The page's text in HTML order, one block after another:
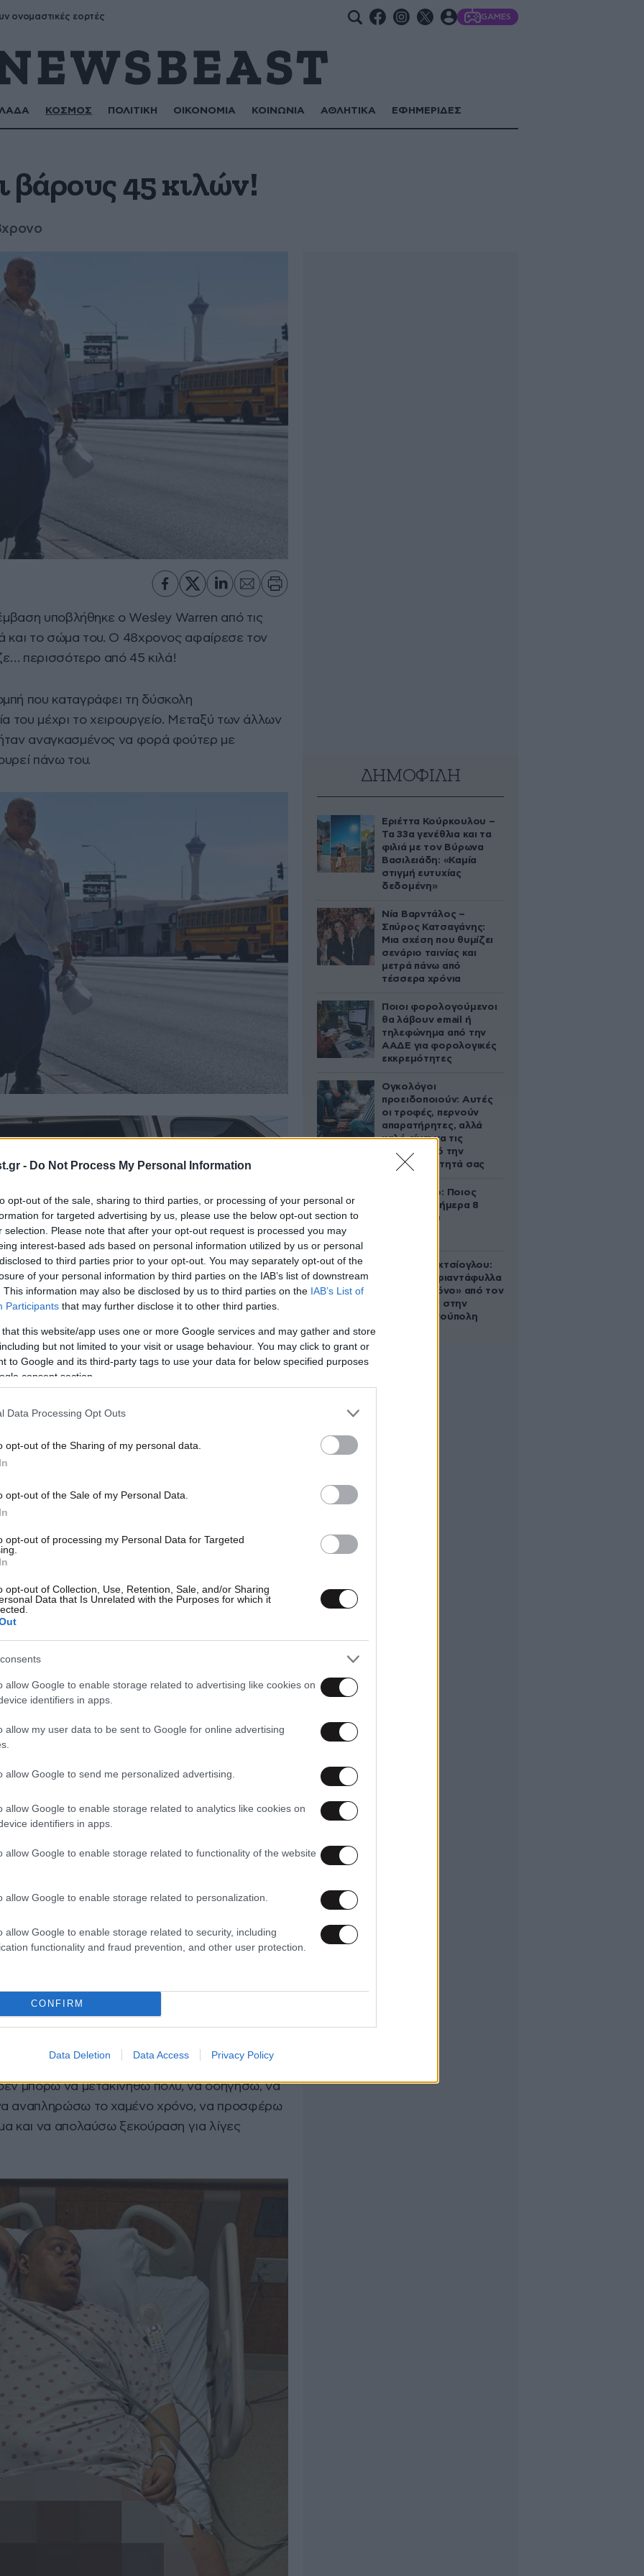
- Do Not Process My Personal Information
opt-out of the sale, sharing to third parties, or processing of your personal or
for targeted advertising by us, please use the below opt-out section to
selection. Please note that after your opt-out request is processed you may
interest-based ads based on personal information utilized by us or personal
to third parties prior to your opt-out. You may separately opt-out of the
of your personal information by third parties on the IAB’s list of downstream
This information may also be disclosed by us to third parties on the IAB’s List of
Participants that may further disclose it to other third parties.
that this website/app uses one or more Google services and may gather and store
but not limited to your visit or usage behaviour. You may click to grant or
to Google and its third-party tags to use your data for below specified purposes
consent section.
Data Processing Opt Outs
opt-out of the Sharing of my personal data.
opt-out of the Sale of my Personal Data.
opt-out of processing my Personal Data for Targeted
opt-out of Collection, Use, Retention, Sale, and/or Sharing
Data that Is Unrelated with the Purposes for which it
allow Google to enable storage related to advertising like cookies on
identifiers in apps.
allow my user data to be sent to Google for online advertising
allow Google to send me personalized advertising.
allow Google to enable storage related to analytics like cookies on
identifiers in apps.
allow Google to enable storage related to functionality of the website
allow Google to enable storage related to personalization.
allow Google to enable storage related to security, including
functionality and fraud prevention, and other user protection.
CONFIRM
Data Deletion Data Access Privacy Policy
ονομαστικές εορτές GAMES
ΚΟΣΜΟΣ ΠΟΛΙΤΙΚΗ ΟΙΚΟΝΟΜΙΑ ΚΟΙΝΩΝΙΑ ΑΘΛΗΤΙΚΑ ΕΦΗΜΕΡΙΔΕΣ
βάρους 45 κιλών!
υποβλήθηκε ο Wesley Warren από τις
και το σώμα του. Ο 48χρονος αφαίρεσε τον
περισσότερο από 45 κιλά!
που καταγράφει τη δύσκολη
του μέχρι το χειρουργείο. Μεταξύ των άλλων
αναγκασμένος να φορά φούτερ με
πάνω του.
του Warren, τι σήμαινε γι’ αυτόν να κουβαλά
πόνο που αντιμετώπισε ξαπλωμένος επί 13
λεμφοίδημα οσχέου, είχε ως
μέσα σε λιγότερο από δύο χρόνια.
ευγνώμων για την απαλλαγή του από ένα
δεν μπορώ να πω αρκετά για όσους
μπορώ να μετακινηθώ πολύ, να οδηγήσω, να
αναπληρώσω το χαμένο χρόνο, να προσφέρω
και να απολαύσω ξεκούραση για λίγες
ΔΗΜΟΦΙΛΗ
Εριέττα Κούρκουλου –
Τα 33α γενέθλια και τα
φιλιά με τον Βύρωνα
Βασιλειάδη: «Καμία
στιγμή ευτυχίας
δεδομένη»
Νία Βαρντάλος –
Σπύρος Κατσαγάνης:
Μια σχέση που θυμίζει
σενάριο ταινίας και
μετρά πάνω από
τέσσερα χρόνια
Ποιοι φορολογούμενοι
θα λάβουν email ή
τηλεφώνημα από την
ΑΑΔΕ για φορολογικές
εκκρεμότητες
Ογκολόγοι
προειδοποιούν: Αυτές
οι τροφές, περνούν
απαρατήρητες, αλλά
καλό είναι να τις
βγάλετε από την
καθημερινότητά σας
Εορτολόγιο: Ποιος
γιορτάζει σήμερα 8
Αυγούστου
Μαρία Εκμεκτσίογλου:
«17 λευκά τριαντάφυλλα
για έναν χρόνο» από τον
σύζυγό της στην
Κωνσταντινούπολη